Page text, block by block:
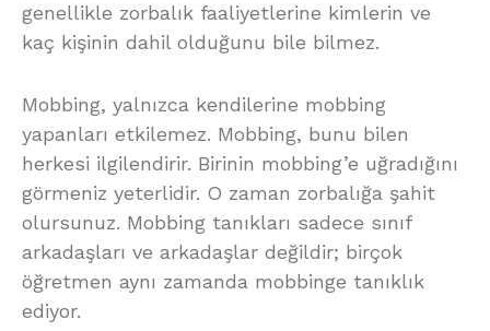
genellikle zorbalık faaliyetlerine kimlerin ve
kaç kişinin dahil olduğunu bile bilmez.
Mobbing, yalnızca kendilerine mobbing
yapanları etkilemez. Mobbing, bunu bilen
herkesi ilgilendirir. Birinin mobbing’e uğradığını
görmeniz yeterlidir. O zaman zorbalığa şahit
olursunuz. Mobbing tanıkları sadece sınıf
arkadaşları ve arkadaşlar değildir; birçok
öğretmen aynı zamanda mobbinge tanıklık
ediyor.